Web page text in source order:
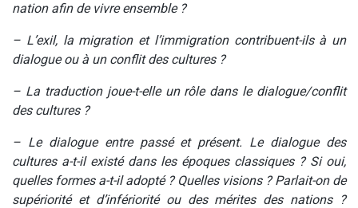
nation afin de vivre ensemble ?
– L’exil, la migration et l’immigration contribuent-ils à un
dialogue ou à un conflit des cultures ?
– La traduction joue-t-elle un rôle dans le dialogue/conflit
des cultures ?
– Le dialogue entre passé et présent. Le dialogue des
cultures a-t-il existé dans les époques classiques ? Si oui,
quelles formes a-t-il adopté ? Quelles visions ? Parlait-on de
supériorité et d’infériorité ou des mérites des nations ?